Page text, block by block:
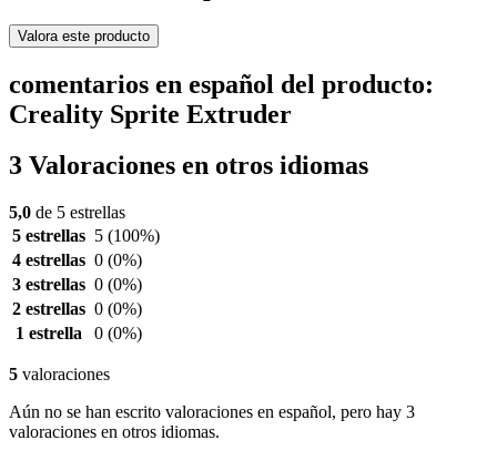
Valora este producto
comentarios en español del producto:
Creality Sprite Extruder
3 Valoraciones en otros idiomas
5,0 de 5 estrellas
5 estrellas 5 (100%)
4 estrellas 0 (0%)
3 estrellas 0 (0%)
2 estrellas 0 (0%)
1 estrella
0 (0%)
5 valoraciones
Aún no se han escrito valoraciones en español, pero hay 3
valoraciones en otros idiomas.